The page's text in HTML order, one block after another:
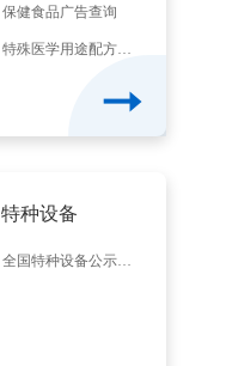
保健食品广告查询
特殊医学用途配方食品广告查询
特种设备
全国特种设备公示信息查询平台